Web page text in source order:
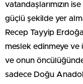
vatandaşlarımızın
güçlü şekilde yer
Recep Tayyip
meslek edinmeye
ve onun öncülüğünde
sadece Doğu